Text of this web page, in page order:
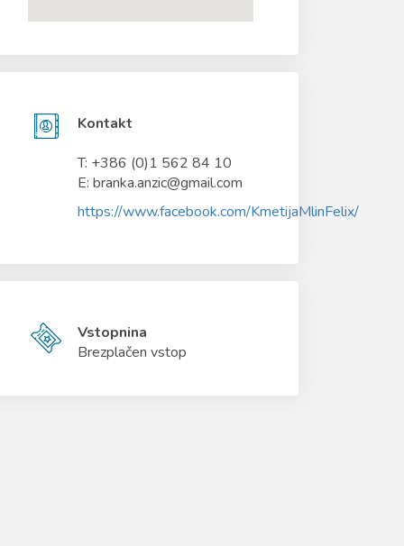
Kontakt
T: +386 (0)1 562 84 10
E: branka.anzic@gmail.com
https://www.facebook.com/KmetijaMlinFelix/
Vstopnina
Brezplačen vstop